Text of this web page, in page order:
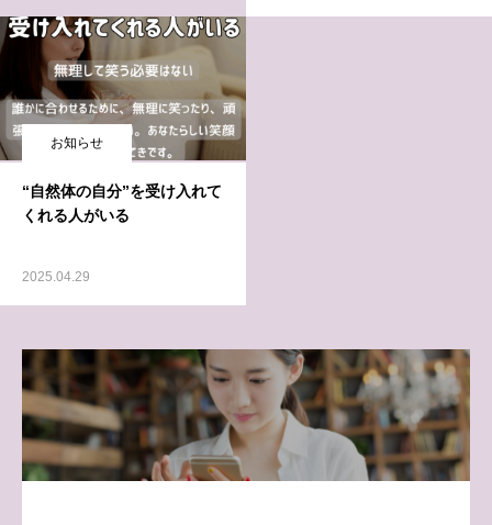
お知らせ
“自然体の自分”を受け入れて
くれる人がいる
2025.04.29